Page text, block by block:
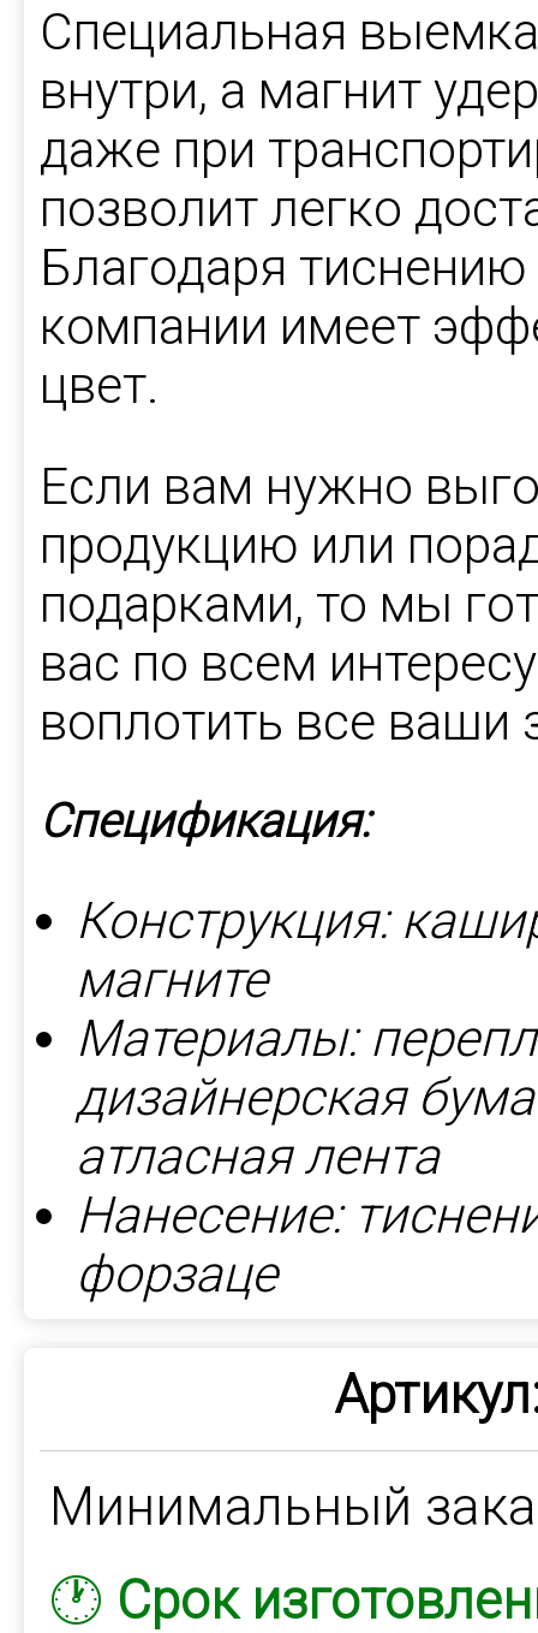
Специальная
внутри, а магнит
даже при
позволит легко
Благодаря
компании имеет
цвет.
Если вам нужно
продукцию или
подарками, то мы
вас по всем
воплотить все ваши
Спецификация:
Конструкция:
магните
Материалы:
дизайнерская
атласная лента
Нанесение:
форзаце
Минимальный
🕐 Срок